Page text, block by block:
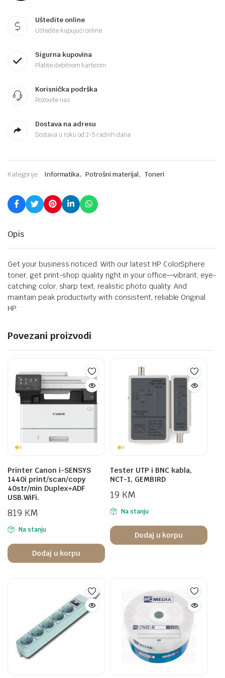
Uštedite online
Uštedite kupujući online
Sigurna kupovina
Platite debitnom karticom
Korisnička podrška
Pozovite nas
Dostava na adresu
Dostava u roku od 2-5 radnih dana
Kategorije: Informatika, Potrošni materijal, Toneri
Opis
Get your business noticed. With our latest HP ColorSphere
toner, get print-shop quality right in your office—vibrant, eye-
catching color, sharp text, realistic photo quality. And
maintain peak productivity with consistent, reliable Original
HP.
Povezani proizvodi
Printer Canon i-SENSYS
1440i print/scan/copy
40str/min Duplex+ADF
USB.WiFi.
819 KM
Na stanju
Dodaj u korpu
Tester UTP i BNC kabla,
NCT-1, GEMBIRD
19 KM
Na stanju
Dodaj u korpu